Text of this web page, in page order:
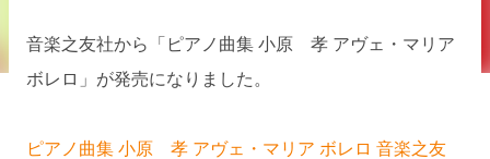
音楽之友社から「ピアノ曲集 小原 孝 アヴェ・マリア
ボレロ」が発売になりました。
ピアノ曲集 小原 孝 アヴェ・マリア ボレロ 音楽之友